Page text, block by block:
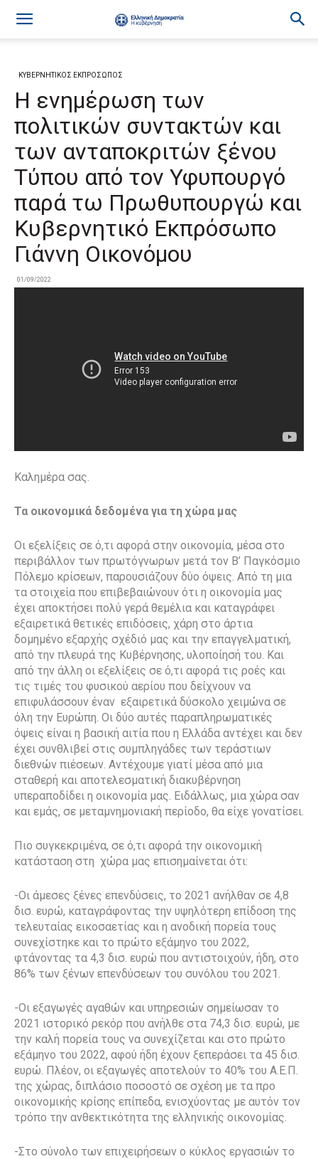
ΚΥΒΕΡΝΗΤΙΚΟΣ ΕΚΠΡΟΣΩΠΟΣ
Η ενημέρωση των
πολιτικών συντακτών και
των ανταποκριτών ξένου
Τύπου από τον Υφυπουργό
παρά τω Πρωθυπουργώ και
Κυβερνητικό Εκπρόσωπο
Γιάννη Οικονόμου
01/09/2022
Καλημέρα σας.
Τα οικονομικά δεδομένα για τη χώρα μας
Οι εξελίξεις σε ό,τι αφορά στην οικονομία, μέσα στο
περιβάλλον των πρωτόγνωρων μετά τον Β’ Παγκόσμιο
Πόλεμο κρίσεων, παρουσιάζουν δύο όψεις. Από τη μια
τα στοιχεία που επιβεβαιώνουν ότι η οικονομία μας
έχει αποκτήσει πολύ γερά θεμέλια και καταγράφει
εξαιρετικά θετικές επιδόσεις, χάρη στο άρτια
δομημένο εξαρχής σχέδιό μας και την επαγγελματική,
από την πλευρά της Κυβέρνησης, υλοποίησή του. Και
από την άλλη οι εξελίξεις σε ό,τι αφορά τις ροές και
τις τιμές του φυσικού αερίου που δείχνουν να
επιφυλάσσουν έναν εξαιρετικά δύσκολο χειμώνα σε
όλη την Ευρώπη. Οι δύο αυτές παραπληρωματικές
όψεις είναι η βασική αιτία που η Ελλάδα αντέχει και δεν
έχει συνθλιβεί στις συμπληγάδες των τεράστιων
διεθνών πιέσεων. Αντέχουμε γιατί μέσα από μια
σταθερή και αποτελεσματική διακυβέρνηση
υπεραποδίδει η οικονομία μας. Ειδάλλως, μια χώρα σαν
και εμάς, σε μεταμνημονιακή περίοδο, θα είχε γονατίσει.
Πιο συγκεκριμένα, σε ό,τι αφορά την οικονομική
κατάσταση στη χώρα μας επισημαίνεται ότι:
-Οι άμεσες ξένες επενδύσεις, το 2021 ανήλθαν σε 4,8
δισ. ευρώ, καταγράφοντας την υψηλότερη επίδοση της
τελευταίας εικοσαετίας και η ανοδική πορεία τους
συνεχίστηκε και το πρώτο εξάμηνο του 2022,
φτάνοντας τα 4,3 δισ. ευρώ που αντιστοιχούν, ήδη, στο
86% των ξένων επενδύσεων του συνόλου του 2021.
-Οι εξαγωγές αγαθών και υπηρεσιών σημείωσαν το
2021 ιστορικό ρεκόρ που ανήλθε στα 74,3 δισ. ευρώ, με
την καλή πορεία τους να συνεχίζεται και στο πρώτο
εξάμηνο του 2022, αφού ήδη έχουν ξεπεράσει τα 45 δισ.
ευρώ. Πλέον, οι εξαγωγές αποτελούν το 40% του Α.Ε.Π.
της χώρας, διπλάσιο ποσοστό σε σχέση με τα προ
οικονομικής κρίσης επίπεδα, ενισχύοντας με αυτόν τον
τρόπο την ανθεκτικότητα της ελληνικής οικονομίας.
-Στο σύνολο των επιχειρήσεων ο κύκλος εργασιών το